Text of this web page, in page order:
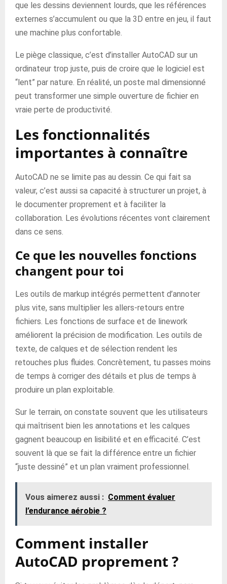
que les dessins deviennent lourds, que les références
externes s’accumulent ou que la 3D entre en jeu, il faut
une machine plus confortable.
Le piège classique, c’est d’installer AutoCAD sur un
ordinateur trop juste, puis de croire que le logiciel est
“lent” par nature. En réalité, un poste mal dimensionné
peut transformer une simple ouverture de fichier en
vraie perte de productivité.
Les fonctionnalités
importantes à connaître
AutoCAD ne se limite pas au dessin. Ce qui fait sa
valeur, c’est aussi sa capacité à structurer un projet, à
le documenter proprement et à faciliter la
collaboration. Les évolutions récentes vont clairement
dans ce sens.
Ce que les nouvelles fonctions
changent pour toi
Les outils de markup intégrés permettent d’annoter
plus vite, sans multiplier les allers-retours entre
fichiers. Les fonctions de surface et de linework
améliorent la précision de modification. Les outils de
texte, de calques et de sélection rendent les
retouches plus fluides. Concrètement, tu passes moins
de temps à corriger des détails et plus de temps à
produire un plan exploitable.
Sur le terrain, on constate souvent que les utilisateurs
qui maîtrisent bien les annotations et les calques
gagnent beaucoup en lisibilité et en efficacité. C’est
souvent là que se fait la différence entre un fichier
“juste dessiné” et un plan vraiment professionnel.
Vous aimerez aussi : Comment évaluer
l’endurance aérobie ?
Comment installer
AutoCAD proprement ?